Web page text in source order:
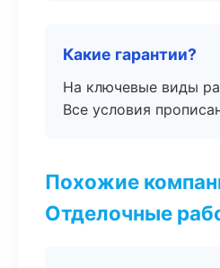
Какие гарантии?
На ключевые виды
Все условия
Похожие
Отделочные